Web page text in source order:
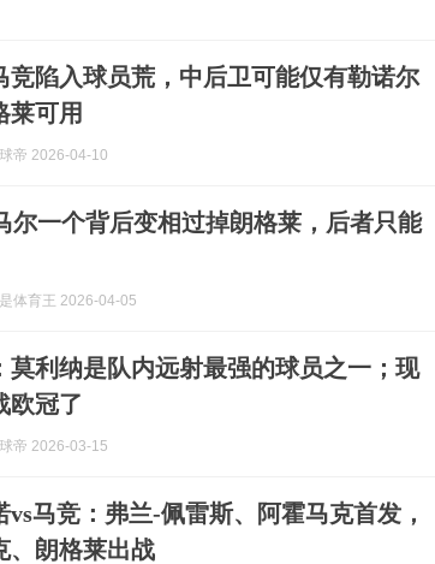
竞陷入球员荒，中后卫可能仅有勒诺尔
莱可用
帝 2026-04-10
尔一个背后变相过掉朗格莱，后者只能
体育王 2026-04-05
莫利纳是队内远射最强的球员之一；现
欧冠了
帝 2026-03-15
vs马竞：弗兰-佩雷斯、阿霍马克首发，
、朗格莱出战